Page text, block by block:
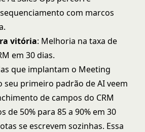
com marcos
vitória: Melhoria na taxa de
em 30 dias.
que implantam o Meeting
seu primeiro padrão de AI veem
de campos do CRM
de 50% para 85 a 90% em 30
se escrevem sozinhas. Essa